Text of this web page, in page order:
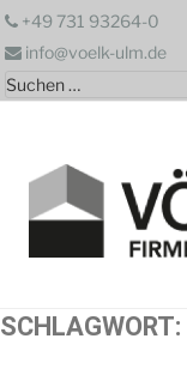
Zum
springen
+49 731 93264-0
info@voelk-ulm.de
Suchen
nach:
SCHLAGWORT: